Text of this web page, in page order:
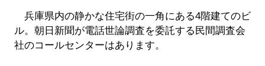
兵庫県内の静かな住宅街の一角にある4階建てのビ
ル。朝日新聞が電話世論調査を委託する民間調査会
社のコールセンターはあります。